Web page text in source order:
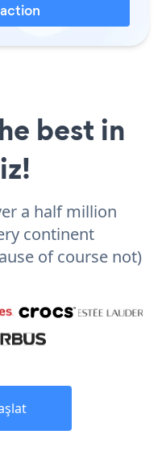
best in
a half million
continent
of course not)